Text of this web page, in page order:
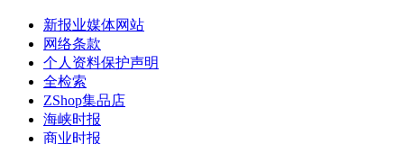
新报业媒体网站
网络条款
个人资料保护声明
全检索
ZShop集品店
海峡时报
商业时报